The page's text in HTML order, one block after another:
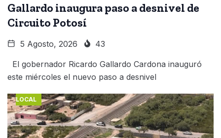
Gallardo inaugura paso a desnivel de
Circuito Potosí
5 Agosto, 2026 43
El gobernador Ricardo Gallardo Cardona inauguró
este miércoles el nuevo paso a desnivel
LOCAL